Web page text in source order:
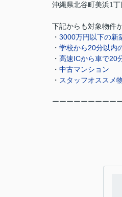
沖縄県北谷町美浜1丁
下記からも対象物件
・ 3000万円以下の新
・ 学校から20分以内
・ 高速ICから車で20
・ 中古マンション
・ スタッフオススメ
ーーーーーーーーー